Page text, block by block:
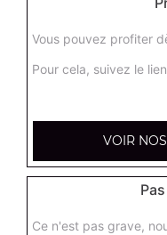
Vous pouvez profiter
Pour cela, suivez le
VOIR
Ce n'est pas grave,